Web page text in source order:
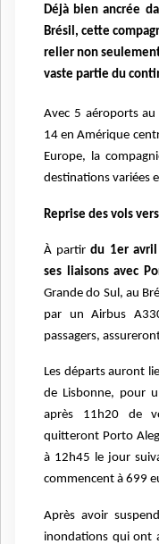
Déjà bien ancrée
Brésil, cette
relier non
vaste partie du
Avec 5 aéroports
14 en Amérique
Europe, la
destinations variées
Reprise des vols
À partirdu 1er avril
ses liaisons avec
Grande do Sul, au
par un Airbus
passagers,
Les départs auront
de Lisbonne, pour
après 11h20 de
quitteront Porto
à 12h45 le jour
commencent à 699
Après avoir
inondations qui ont